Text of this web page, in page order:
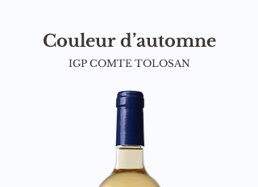
Couleur d’automne
IGP COMTE TOLOSAN